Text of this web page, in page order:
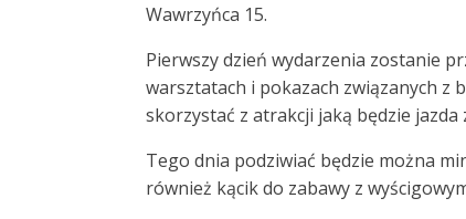
Wawrzyńca 15.
Pierwszy dzień wydarzenia zostanie
warsztatach i pokazach związanych z
skorzystać z atrakcji jaką będzie
Tego dnia podziwiać będzie można
również kącik do zabawy z